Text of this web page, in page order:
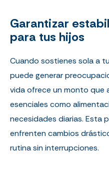
Garantizar
para tus hijos
Cuando sostienes sola a
puede generar
vida ofrece un monto que
esenciales como
necesidades diarias. Esta
enfrenten cambios
rutina sin interrupciones.